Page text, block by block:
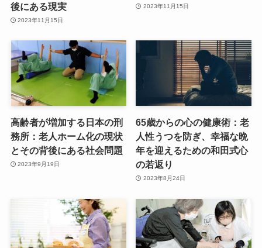
後にある現実
2023年11月15日
2023年11月15日
高齢者が増加する日本の刑
務所：老人ホーム化の現状
とその背後にある社会問題
2023年9月19日
65歳からの心の健康術：老
人性うつを防ぎ、幸福な晩
年を迎えるための和田式心
の若返り
2023年8月24日